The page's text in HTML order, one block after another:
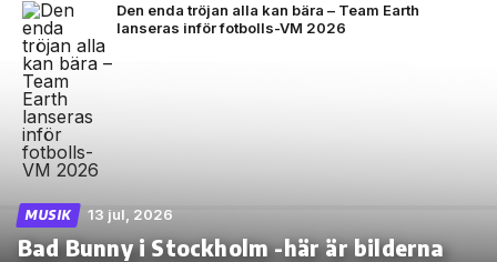
Den enda tröjan alla kan bära – Team Earth
lanseras inför fotbolls-VM 2026
MUSIK 13 jul, 2026
Bad Bunny i Stockholm -här är bilderna